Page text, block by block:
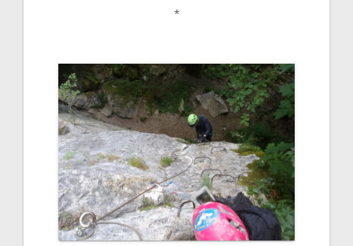
*